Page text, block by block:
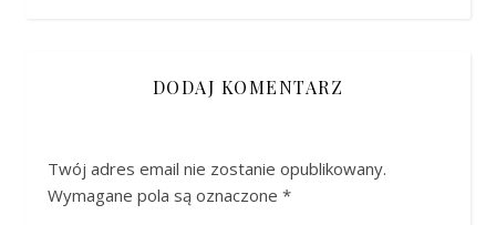
DODAJ KOMENTARZ
Twój adres email nie zostanie opublikowany.
Wymagane pola są oznaczone *